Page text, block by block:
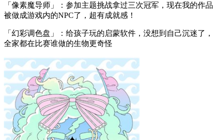
「像素魔导师」：参加主题挑战拿过三次冠军，现在我的作品
被做成游戏内的NPC了，超有成就感！
「幻彩调色盘」：给孩子玩的启蒙软件，没想到自己沉迷了，
全家都在比赛谁做的生物更奇怪